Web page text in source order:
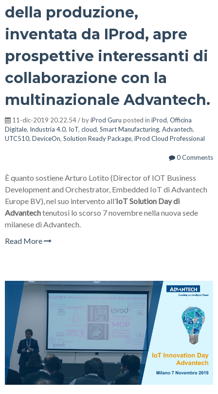
della produzione,
inventata da IProd, apre
prospettive interessanti di
collaborazione con la
multinazionale Advantech.
11-dic-2019 20.22.54 / byiProd Guru posted in iProd, Officina
Digitale, Industria 4.0, IoT, cloud, Smart Manufacturing, Advantech,
UTC510, DeviceOn, Solution Ready Package, iProd Cloud Professional
0 Comments
È quanto sostiene Arturo Lotito (Director of IOT Business
Development and Orchestrator, Embedded IoT di Advantech
Europe BV), nel suo intervento all’IoT Solution Day di
Advantechtenutosi lo scorso 7 novembre nella nuova sede
milanese di Advantech.
Read More